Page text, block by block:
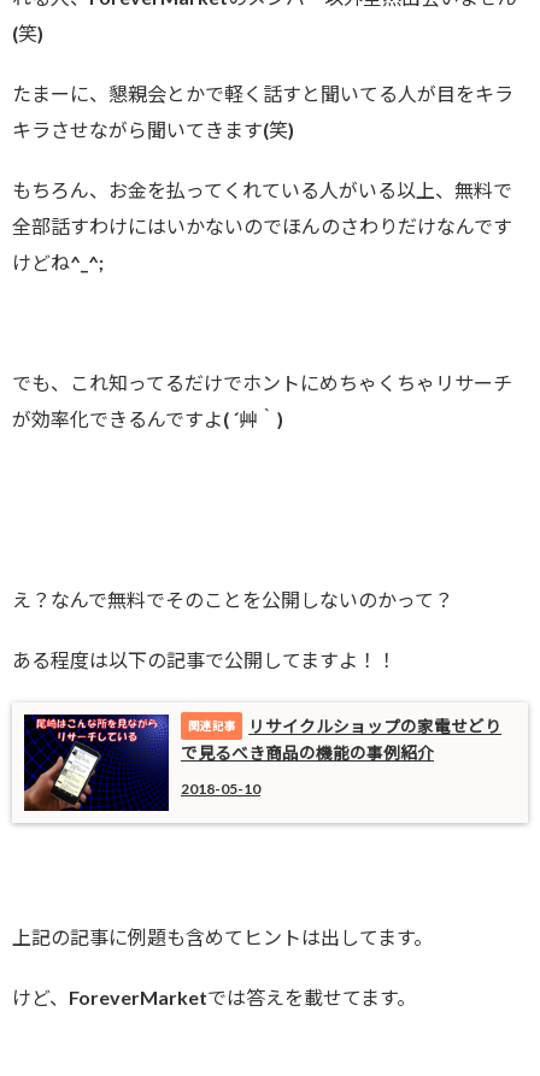
(笑)
たまーに、懇親会とかで軽く話すと聞いてる人が目をキラ
キラさせながら聞いてきます(笑)
もちろん、お金を払ってくれている人がいる以上、無料で
全部話すわけにはいかないのでほんのさわりだけなんです
けどね^_^;
でも、これ知ってるだけでホントにめちゃくちゃリサーチ
が効率化できるんですよ( ´艸｀)
え？なんで無料でそのことを公開しないのかって？
ある程度は以下の記事で公開してますよ！！
リサイクルショップの家電せどり
で見るべき商品の機能の事例紹介
2018-05-10
上記の記事に例題も含めてヒントは出してます。
けど、ForeverMarketでは答えを載せてます。